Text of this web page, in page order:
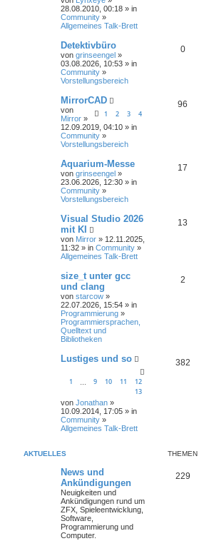
28.08.2010, 00:18 » in
Community »
Allgemeines Talk-Brett
Detektivbüro
von grinseengel »
03.08.2026, 10:53 » in
Community »
Vorstellungsbereich
0
MirrorCAD
1 2 3 4
von
Mirror »
12.09.2019, 04:10 » in
Community »
Vorstellungsbereich
96
Aquarium-Messe
von grinseengel »
23.06.2026, 12:30 » in
Community »
Vorstellungsbereich
17
Visual Studio 2026
mit KI
von Mirror » 12.11.2025,
11:32 » in Community »
Allgemeines Talk-Brett
13
size_t unter gcc
und clang
von starcow »
22.07.2026, 15:54 » in
Programmierung »
Programmiersprachen,
Quelltext und
Bibliotheken
2
Lustiges und so
1 9 10 11
12
13
von Jonathan »
10.09.2014, 17:05 » in
Community »
Allgemeines Talk-Brett
382
AKTUELLES THEMEN
News und
Ankündigungen
Neuigkeiten und
Ankündigungen rund um
ZFX, Spieleentwicklung,
Software,
Programmierung und
Computer.
229